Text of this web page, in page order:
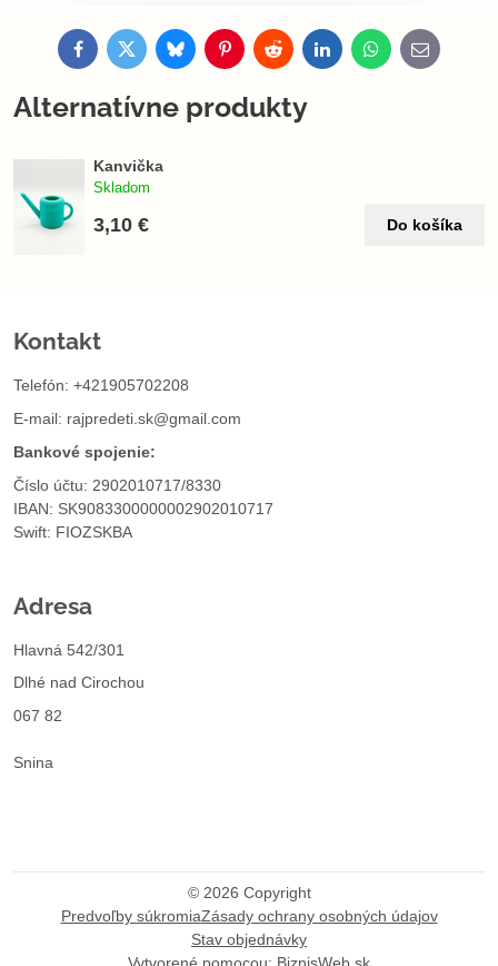
FacebookTwitterBlueskyPinterestRedditLinkedInWhatsApp
E-
mail
Alternatívne produkty
Kanvička
Skladom
3,10 € Do košíka
Kontakt
Telefón: +421905702208
E-mail: rajpredeti.sk@gmail.com
Bankové spojenie:
Číslo účtu: 2902010717/8330
IBAN: SK9083300000002902010717
Swift: FIOZSKBA
Adresa
Hlavná 542/301
Dlhé nad Cirochou
067 82
Snina
© 2026 Copyright
Predvoľby súkromiaZásady ochrany osobných údajov
Stav objednávky
Vytvorené pomocou: BiznisWeb.sk